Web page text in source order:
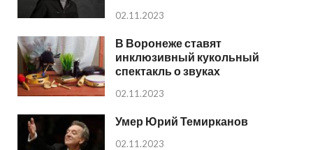
02.11.2023
В Воронеже ставят
инклюзивный кукольный
спектакль о звуках
02.11.2023
Умер Юрий Темирканов
02.11.2023